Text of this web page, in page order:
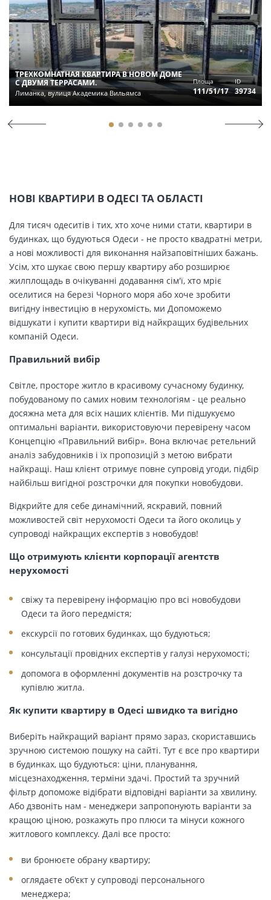
ТРЕХКОМНАТНАЯ КВАРТИРА В НОВОМ ДОМЕ
С ДВУМЯ ТЕРРАСАМИ.
Лиманка, вулиця Академика Вильямса
Площа
111/51/17
ID
39734
НОВІ КВАРТИРИ В ОДЕСІ ТА ОБЛАСТІ
Для тисяч одеситів і тих, хто хоче ними стати, квартири в
будинках, що будуються Одеси - не просто квадратні метри,
а нові можливості для виконання найзаповітніших бажань.
Усім, хто шукає свою першу квартиру або розширює
жилплощадь в очікуванні додавання сім'ї, хто мріє
оселитися на березі Чорного моря або хоче зробити
вигідну інвестицію в нерухомість, ми Допоможемо
відшукати і купити квартири від найкращих будівельних
компаній Одеси.
Правильний вибір
Світле, просторе житло в красивому сучасному будинку,
побудованому по самих новим технологіям - це реально
досяжна мета для всіх наших клієнтів. Ми підшукуємо
оптимальні варіанти, використовуючи перевірену часом
Концепцію «Правильний вибір». Вона включає ретельний
аналіз забудовників і їх пропозицій з метою вибрати
найкращі. Наш клієнт отримує повне супровід угоди, підбір
найбільш вигідної розстрочки для покупки новобудови.
Відкрийте для себе динамічний, яскравий, повний
можливостей світ нерухомості Одеси та його околиць у
супроводі найкращих експертів з новобудов!
Що отримують клієнти корпорації агентств
нерухомості
свіжу та перевірену інформацію про всі новобудови
Одеси та його передмістя;
екскурсії по готових будинках, що будуються;
консультації провідних експертів у галузі нерухомості;
допомога в оформленні документів на розстрочку та
купівлю житла.
Як купити квартиру в Одесі швидко та вигідно
Виберіть найкращий варіант прямо зараз, скориставшись
зручною системою пошуку на сайті. Тут є все про квартири
в будинках, що будуються: ціни, планування,
місцезнаходження, терміни здачі. Простий та зручний
фільтр допоможе відібрати відповідні варіанти за хвилину.
Або дзвоніть нам - менеджери запропонують варіанти за
кращою ціною, розкажуть про плюси та мінуси кожного
житлового комплексу. Далі все просто:
ви бронюєте обрану квартиру;
оглядаєте об'єкт у супроводі персонального
менеджера;